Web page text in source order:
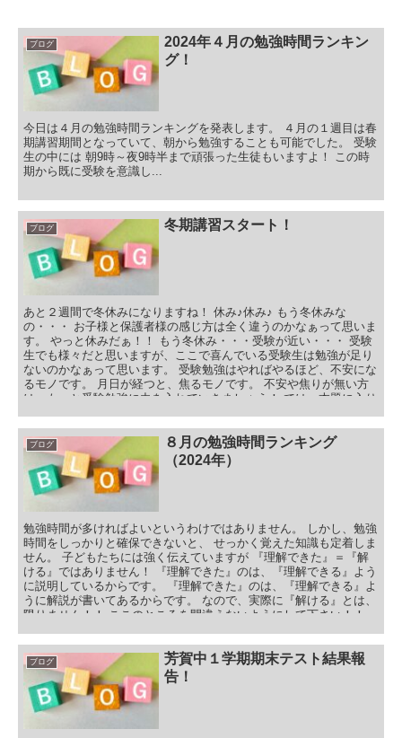
ブログ
2024年４月の勉強時間ランキン
グ！
今日は４月の勉強時間ランキングを発表します。 ４月の１週目は春
期講習期間となっていて、朝から勉強することも可能でした。 受験
生の中には 朝9時～夜9時半まで頑張った生徒もいますよ！ この時
期から既に受験を意識し...
ブログ 冬期講習スタート！
あと２週間で冬休みになりますね！ 休み♪休み♪ もう冬休みな
の・・・ お子様と保護者様の感じ方は全く違うのかなぁって思いま
す。 やっと休みだぁ！！ もう冬休み・・・受験が近い・・・ 受験
生でも様々だと思いますが、ここで喜んでいる受験生は勉強が足り
ないのかなぁって思います。 受験勉強はやればやるほど、不安にな
るモノです。 月日が経つと、焦るモノです。 不安や焦りが無い方
は、もっと受験勉強に力を入れていきましょう！ では、本題に入り
期講習 中学１、２年生の冬期講習 小学生の冬期講習 冬期講習スタ
ートまとめ
ブログ
８月の勉強時間ランキング
（2024年）
勉強時間が多ければよいというわけではありません。 しかし、勉強
時間をしっかりと確保できないと、 せっかく覚えた知識も定着しま
せん。 子どもたちには強く伝えていますが 『理解できた』＝『解
ける』ではありません！ 『理解できた』のは、『理解できる』よう
に説明しているからです。 『理解できた』のは、『理解できる』よ
うに解説が書いてあるからです。 なので、実際に『解ける』とは、
限りません！！ ここのところを間違えないようにして下さい！！
（2024年）まとめ 補足：勉強の仕方チェック！ ８月の勉強時間ラ
ンキング！ さぁ、この夏、８月の勉強時間ランキングです。 この
８月は夏期講習として、塾は１９日間開講していました。 時間とし
ては、１０時〜２１時半。 １日の中で７０分を８コマ分設定してい
ました。 と、いうことなので ７０分✕８コマ✕１９日間＝10,640分
≒177時間！ ここを踏まえて発表します！！ ８月の勉強時間と下野
模擬テストの点数アップを並べてみました！！
ブログ
芳賀中１学期期末テスト結果報
告！